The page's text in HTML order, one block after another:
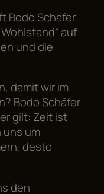
Bodo Schäfer
auf
und die
damit wir im
Bodo Schäfer
gilt: Zeit ist
uns um
desto
den